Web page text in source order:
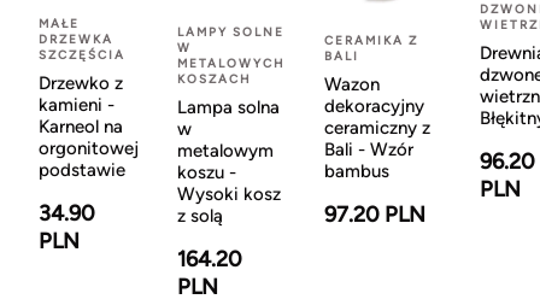
MAŁE
DRZEWKA
SZCZĘŚCIA
Drzewko z
kamieni -
Karneol na
orgonitowej
podstawie
34.90
PLN
LAMPY SOLNE
W
METALOWYCH
KOSZACH
Lampa solna
w
metalowym
koszu -
Wysoki kosz
z solą
164.20
PLN
CERAMIKA Z
BALI
Wazon
dekoracyjny
ceramiczny z
Bali - Wzór
bambus
97.20 PLN
96.20
PLN